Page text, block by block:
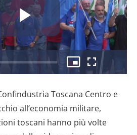
il
video
:
Picture-
in-
Schermo
intero
Toscana Centro e
all’economia militare,
toscani hanno più volte